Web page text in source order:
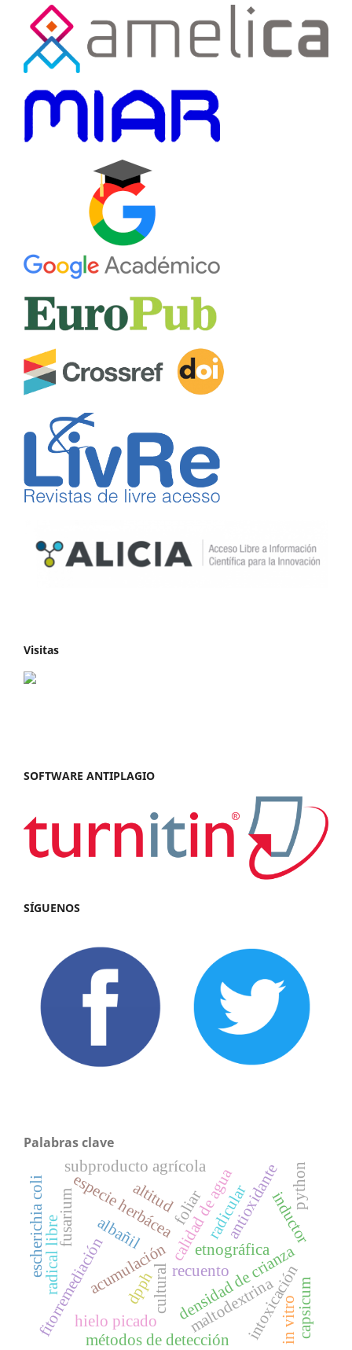
Visitas
SOFTWARE ANTIPLAGIO
SÍGUENOS
Palabras clave
calidad de agua
acumulación etnográfica
cultural
albañil radicular
foliar
especie herbácea
fitorremediación densidad de crianza
radical libre dpph
antioxidante
altitud
recuento
hielo picado intoxicación
maltodextrina
subproducto agrícola
in vitro
inductor
fusarium
capsicum
métodos de detección
escherichia coli python